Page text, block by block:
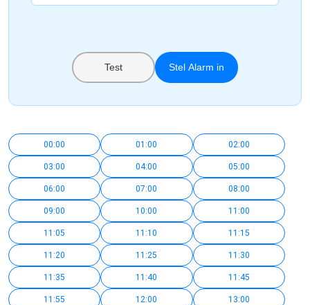
Test Stel Alarm in
00:00 01:00 02:00
03:00 04:00 05:00
06:00 07:00 08:00
09:00 10:00 11:00
11:05 11:10 11:15
11:20 11:25 11:30
11:35 11:40 11:45
11:55 12:00 13:00